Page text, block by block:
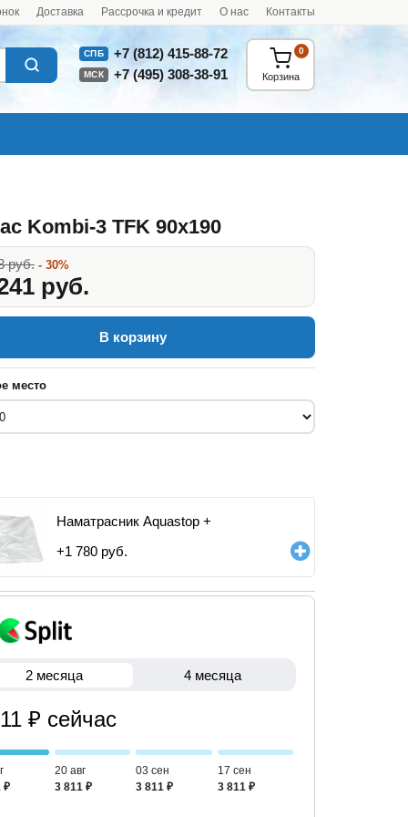
Доставка Рассрочка и кредит О нас Контакты
СПБ +7 (812) 415-88-72
МСК +7 (495) 308-38-91 Корзина
0
Kombi-3 TFK 90x190
руб. - 30%
руб.
В корзину
место
Наматрасник Aquastop +
+1 780 руб.
2 месяца 4 месяца
₽ сейчас
₽
20 авг
3 811 ₽
03 сен
3 811 ₽
17 сен
3 811 ₽